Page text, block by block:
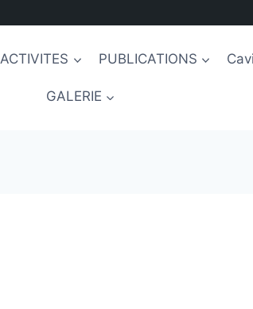
ACTIVITES PUBLICATIONS
GALERIE